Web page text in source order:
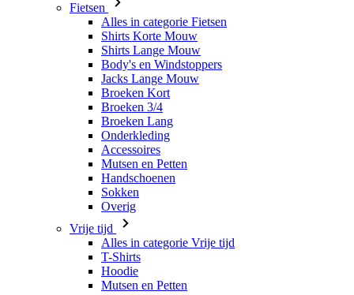
Fietsen
Alles in categorie Fietsen
Shirts Korte Mouw
Shirts Lange Mouw
Body's en Windstoppers
Jacks Lange Mouw
Broeken Kort
Broeken 3/4
Broeken Lang
Onderkleding
Accessoires
Mutsen en Petten
Handschoenen
Sokken
Overig
Vrije tijd
Alles in categorie Vrije tijd
T-Shirts
Hoodie
Mutsen en Petten